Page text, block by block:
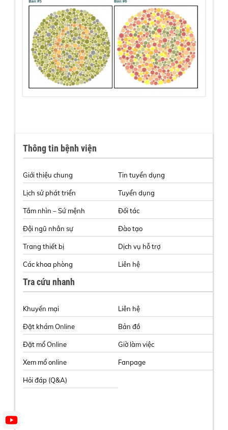
Thông tin bệnh viện
Giới thiệu chung
Lịch sử phát triển
Tầm nhìn – Sứ mệnh
Đội ngũ nhân sự
Trang thiết bị
Các khoa phòng
Tin tuyển dụng
Tuyển dụng
Đối tác
Đào tạo
Dịch vụ hỗ trợ
Liên hệ
Tra cứu nhanh
Khuyến mại
Đặt khám Online
Đặt mổ Online
Xem mổ online
Hỏi đáp (Q&A)
Liên hệ
Bản đồ
Giờ làm việc
Fanpage